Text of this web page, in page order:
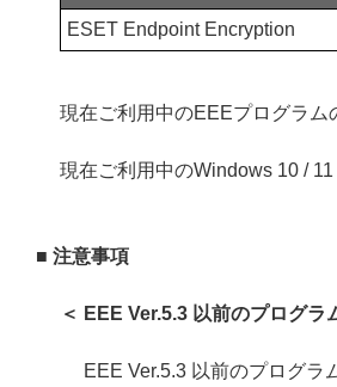
ESET Endpoint Encryption
現在ご利用中のEEEプログラ
現在ご利用中のWindows 10 /
■ 注意事項
＜ EEE Ver.5.3 以前のプログラ
EEE Ver.5.3 以前のプログ